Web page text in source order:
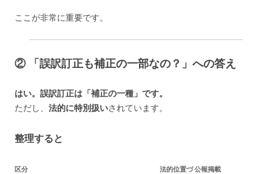
ここが非常に重要です。
② 「誤訳訂正も補正の一部なの？」への答え
はい。誤訳訂正は「補正の一種」です。
ただし、 法的に特別扱いされています。
整理すると
区分
法的位置づ公報掲載